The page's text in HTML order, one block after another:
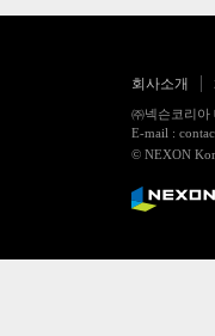
회사소개
㈜넥슨코리
E-mail :
© NEXON